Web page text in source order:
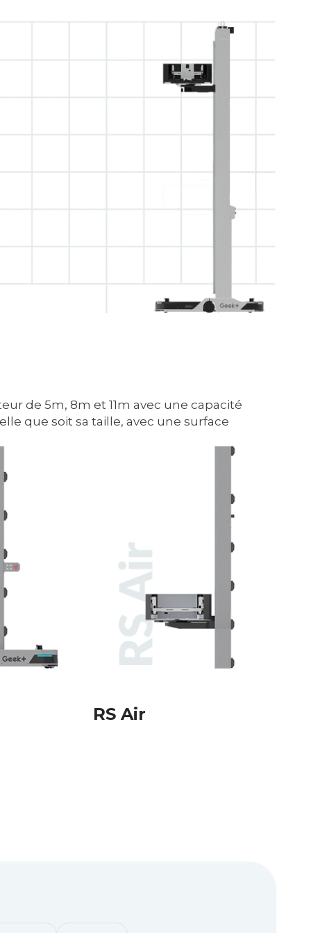
de 5m, 8m et 11m avec une capacité
que soit sa taille, avec une surface
RS Air